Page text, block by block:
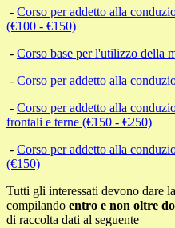
- Corso per addetto alla
(€100 - €150)
- Corso base per l'utilizzo della
- Corso per addetto alla
- Corso per addetto alla
frontali e terne (€150 - €250)
- Corso per addetto alla
(€150)
Tutti gli interessati devono dare
compilando entro e non oltre
di raccolta dati al seguente